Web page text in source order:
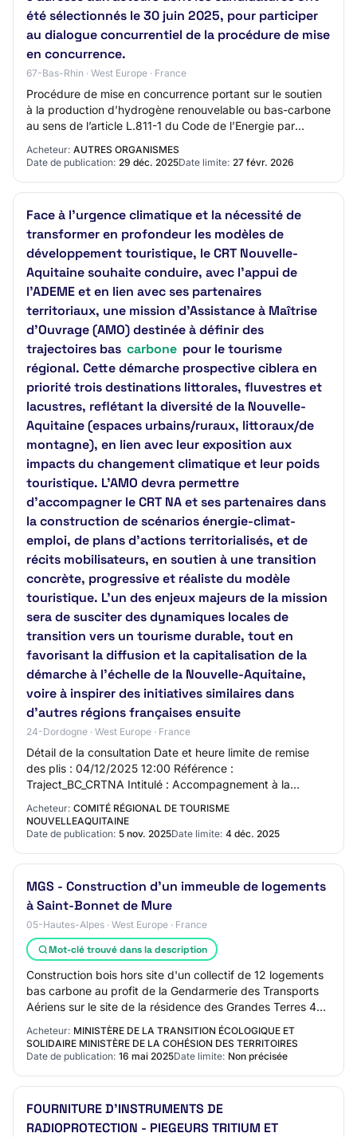
été sélectionnés le 30 juin 2025, pour participer
au dialogue concurrentiel de la procédure de mise
en concurrence.
67-Bas-Rhin · West Europe · France
Procédure de mise en concurrence portant sur le soutien
à la production d’hydrogène renouvelable ou bas-carbone
au sens de l’article L.811-1 du Code de l’Energie par
Acheteur: AUTRES ORGANISMES
Date de publication: 29 déc. 2025Date limite: 27 févr. 2026
Face à l’urgence climatique et la nécessité de
transformer en profondeur les modèles de
développement touristique, le CRT Nouvelle-
Aquitaine souhaite conduire, avec l’appui de
l’ADEME et en lien avec ses partenaires
territoriaux, une mission d’Assistance à Maîtrise
d’Ouvrage (AMO) destinée à définir des
trajectoires bas carbone pour le tourisme
régional. Cette démarche prospective ciblera en
priorité trois destinations littorales, fluvestres et
lacustres, reflétant la diversité de la Nouvelle-
Aquitaine (espaces urbains/ruraux, littoraux/de
montagne), en lien avec leur exposition aux
impacts du changement climatique et leur poids
touristique. L’AMO devra permettre
d’accompagner le CRT NA et ses partenaires dans
la construction de scénarios énergie-climat-
emploi, de plans d’actions territorialisés, et de
récits mobilisateurs, en soutien à une transition
concrète, progressive et réaliste du modèle
touristique. L’un des enjeux majeurs de la mission
sera de susciter des dynamiques locales de
transition vers un tourisme durable, tout en
favorisant la diffusion et la capitalisation de la
démarche à l’échelle de la Nouvelle-Aquitaine,
voire à inspirer des initiatives similaires dans
d’autres régions françaises ensuite
24-Dordogne · West Europe · France
Détail de la consultation Date et heure limite de remise
des plis : 04/12/2025 12:00 Référence :
Traject_BC_CRTNA Intitulé : Accompagnement à la
définition de trajectoires bas carbone pour le tourism…
Acheteur: COMITÉ RÉGIONAL DE TOURISME
NOUVELLEAQUITAINE
Date de publication: 5 nov. 2025Date limite: 4 déc. 2025
MGS - Construction d'un immeuble de logements
à Saint-Bonnet de Mure
05-Hautes-Alpes · West Europe · France
Mot-clé trouvé dans la description
Construction bois hors site d'un collectif de 12 logements
bas carbone au profit de la Gendarmerie des Transports
Aériens sur le site de la résidence des Grandes Terres 4
rue de Luyzine à Saint-Bonne…
Acheteur: MINISTÈRE DE LA TRANSITION ÉCOLOGIQUE ET
SOLIDAIRE MINISTÈRE DE LA COHÉSION DES TERRITOIRES
Date de publication: 16 mai 2025Date limite: Non précisée
FOURNITURE D’INSTRUMENTS DE
RADIOPROTECTION - PIEGEURS TRITIUM ET